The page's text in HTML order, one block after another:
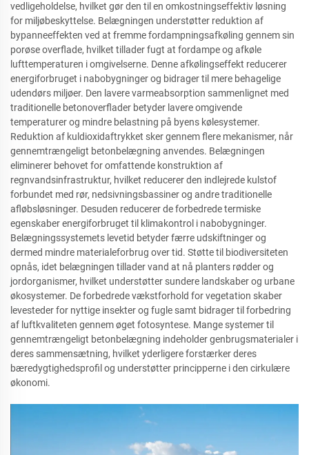
vedligeholdelse, hvilket gør den til en omkostningseffektiv løsning
for miljøbeskyttelse. Belægningen understøtter reduktion af
bypanneeffekten ved at fremme fordampningsafkøling gennem sin
porøse overflade, hvilket tillader fugt at fordampe og afkøle
lufttemperaturen i omgivelserne. Denne afkølingseffekt reducerer
energiforbruget i nabobygninger og bidrager til mere behagelige
udendørs miljøer. Den lavere varmeabsorption sammenlignet med
traditionelle betonoverflader betyder lavere omgivende
temperaturer og mindre belastning på byens kølesystemer.
Reduktion af kuldioxidaftrykket sker gennem flere mekanismer, når
gennemtrængeligt betonbelægning anvendes. Belægningen
eliminerer behovet for omfattende konstruktion af
regnvandsinfrastruktur, hvilket reducerer den indlejrede kulstof
forbundet med rør, nedsivningsbassiner og andre traditionelle
afløbsløsninger. Desuden reducerer de forbedrede termiske
egenskaber energiforbruget til klimakontrol i nabobygninger.
Belægningssystemets levetid betyder færre udskiftninger og
dermed mindre materialeforbrug over tid. Støtte til biodiversiteten
opnås, idet belægningen tillader vand at nå planters rødder og
jordorganismer, hvilket understøtter sundere landskaber og urbane
økosystemer. De forbedrede vækstforhold for vegetation skaber
levesteder for nyttige insekter og fugle samt bidrager til forbedring
af luftkvaliteten gennem øget fotosyntese. Mange systemer til
gennemtrængeligt betonbelægning indeholder genbrugsmaterialer i
deres sammensætning, hvilket yderligere forstærker deres
bæredygtighedsprofil og understøtter principperne i den cirkulære
økonomi.